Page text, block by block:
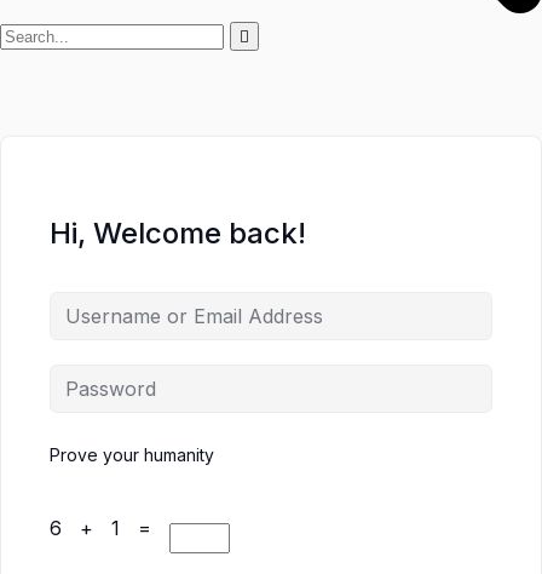
Hi, Welcome back!
Prove your humanity
6 + 1 =